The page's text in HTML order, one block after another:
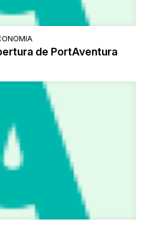
de PortAventura